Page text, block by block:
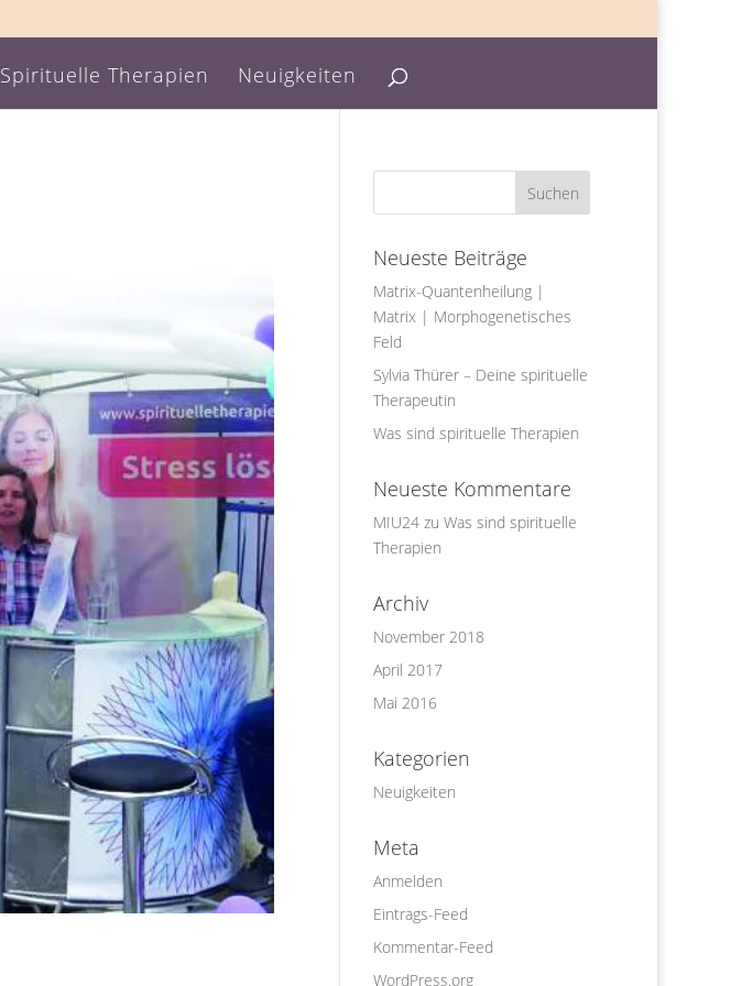
Spirituelle Therapien Neuigkeiten
Neueste Beiträge
Matrix-Quantenheilung |
Matrix | Morphogenetisches
Feld
Sylvia Thürer – Deine spirituelle
Therapeutin
Was sind spirituelle Therapien
Neueste Kommentare
MIU24 zuWas sind spirituelle
Therapien
Archiv
November 2018
April 2017
Mai 2016
Kategorien
Neuigkeiten
Meta
Anmelden
Eintrags-Feed
Kommentar-Feed
WordPress.org